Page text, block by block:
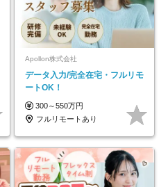
Apollon株式会社
データ入力/完全在宅・フルリモ
ートOK！
300～550万円
フルリモートあり